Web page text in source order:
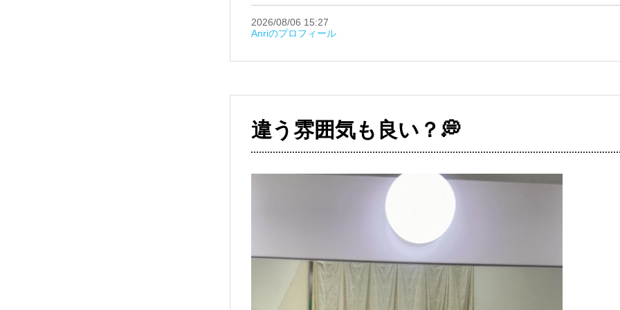
2026/08/06 15:27
Anriのプロフィール
違う雰囲気も良い？💭